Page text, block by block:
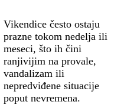
Vikendice često ostaju
prazne tokom nedelja ili
meseci, što ih čini
ranjivijim na provale,
vandalizam ili
nepredviđene situacije
poput nevremena.